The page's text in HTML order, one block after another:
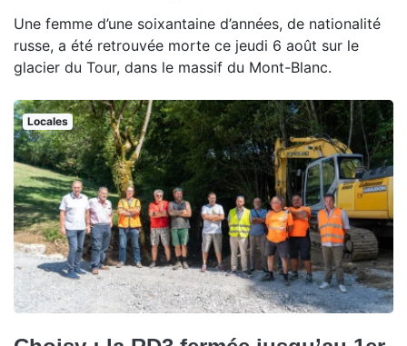
Une femme d’une soixantaine d’années, de nationalité
russe, a été retrouvée morte ce jeudi 6 août sur le
glacier du Tour, dans le massif du Mont-Blanc.
Locales